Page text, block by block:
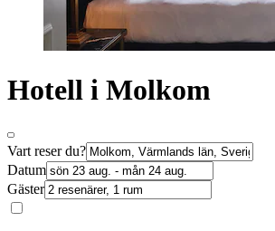
Hotell i Molkom
Vart reser du?
Datum
Gäster